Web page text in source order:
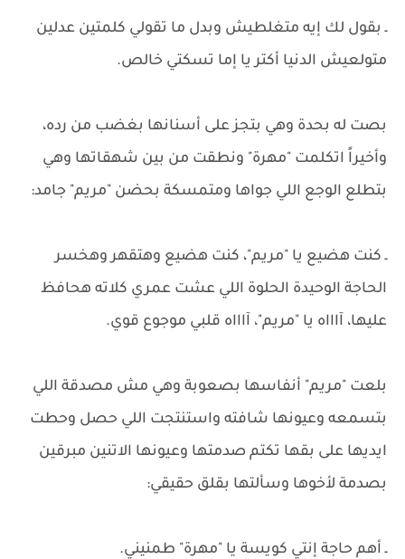
ـ بقول لك إيه متغلطيش وبدل ما تقولي كلمتين عدلين
متولعيش الدنيا أكتر يا إما تسكتي خالص.
بصت له بحدة وهي بتجز على أسنانها بغضب من رده،
وأخيراً اتكلمت "مهرة" ونطقت من بين شهقاتها وهي
بتطلع الوجع اللي جواها ومتمسكة بحضن "مريم" جامد:
ـ كنت هضيع يا "مريم"، كنت هضيع وهتقهر وهخسر
الحاجة الوحيدة الحلوة اللي عشت عمري كلاته هحافظ
عليها، آاااه يا "مريم"، آاااه قلبي موجوع قوي.
بلعت "مريم" أنفاسها بصعوبة وهي مش مصدقة اللي
بتسمعه وعيونها شافته واستنتجت اللي حصل وحطت
ايديها على بقها تكتم صدمتها وعيونها الاتنين مبرقين
بصدمة لأخوها وسألتها بقلق حقيقي:
ـ أهم حاجة إنتي كويسة يا "مهرة" طمنيني.